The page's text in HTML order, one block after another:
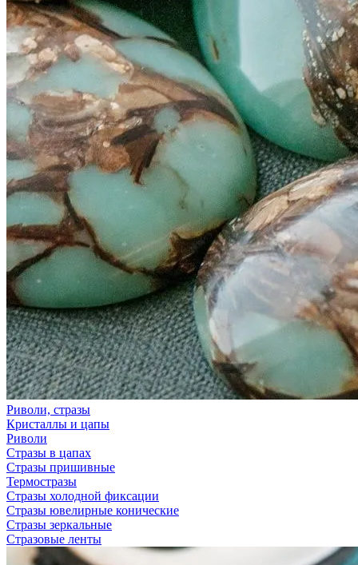
Риволи, стразы
Кристаллы и цапы
Риволи
Стразы в цапах
Стразы пришивные
Термостразы
Стразы холодной фиксации
Стразы ювелирные конические
Стразы зеркальные
Стразовые ленты